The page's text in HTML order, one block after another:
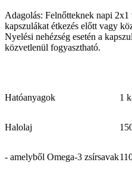
Adagolás: Felnőtteknek napi 2x1
kapszulákat étkezés előtt vagy
Nyelési nehézség esetén a
közvetlenül fogyasztható.
Hatóanyagok 1
Halolaj
- amelyből Omega-3 zsírsavak